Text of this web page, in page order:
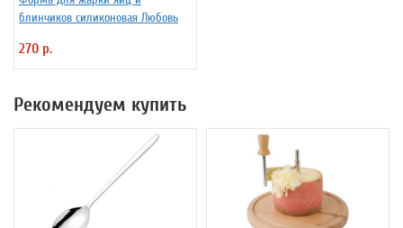
блинчиков силиконовая Любовь
270 р.
Рекомендуем купить